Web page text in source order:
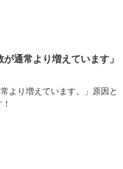
通常より増えています」
より増えています。」原因と